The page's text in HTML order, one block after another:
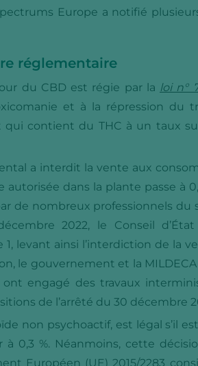
Europe a notifié
réglementaire
du CBD est régie par la loi n°
et à la répression du
contient du THC à un taux
a interdit la vente aux
dans la plante passe à
de nombreux professionnels du
2022, le Conseil
levant ainsi l’interdiction de la
le gouvernement et la
engagé des travaux
de l’arrêté du 30 décembre
non psychoactif, est légal s’il
0,3 %. Néanmoins, cette
Européen (UE) 2015/2283